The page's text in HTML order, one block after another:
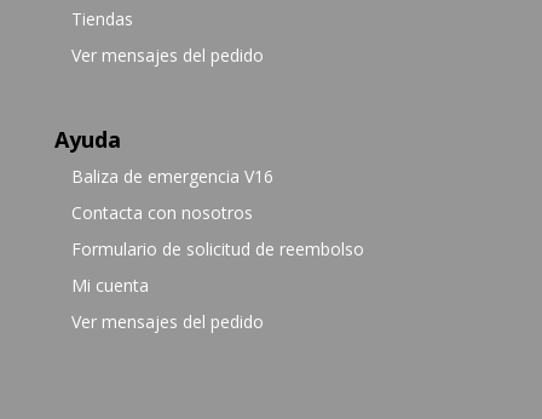
Tiendas
Ver mensajes del pedido
Ayuda
Baliza de emergencia V16
Contacta con nosotros
Formulario de solicitud de reembolso
Mi cuenta
Ver mensajes del pedido